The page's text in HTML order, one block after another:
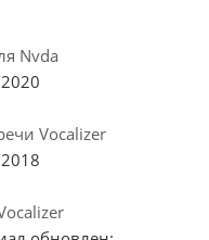
Nvda
Vocalizer